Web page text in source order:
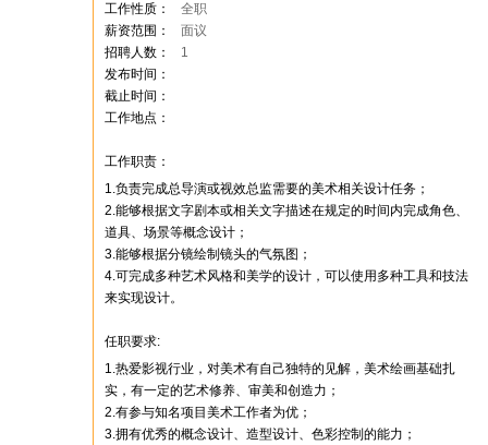
工作性质：
全职
薪资范围：
面议
招聘人数：
1
发布时间：
截止时间：
工作地点：
工作职责：
1.负责完成总导演或视效总监需要的美术相关设计任务；
2.能够根据文字剧本或相关文字描述在规定的时间内完成角色、
道具、场景等概念设计；
3.能够根据分镜绘制镜头的气氛图；
4.可完成多种艺术风格和美学的设计，可以使用多种工具和技法
来实现设计。
任职要求:
1.热爱影视行业，对美术有自己独特的见解，美术绘画基础扎
实，有一定的艺术修养、审美和创造力；
2.有参与知名项目美术工作者为优；
3.拥有优秀的概念设计、造型设计、色彩控制的能力；